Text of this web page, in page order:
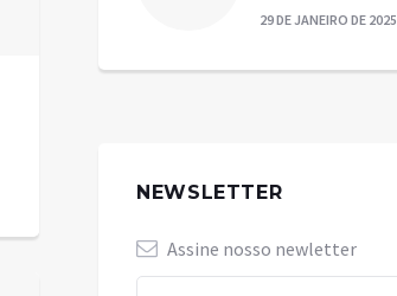
29 DE JANEIRO DE 2025
NEWSLETTER
Assine nosso newletter